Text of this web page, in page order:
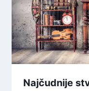
Najčudnije